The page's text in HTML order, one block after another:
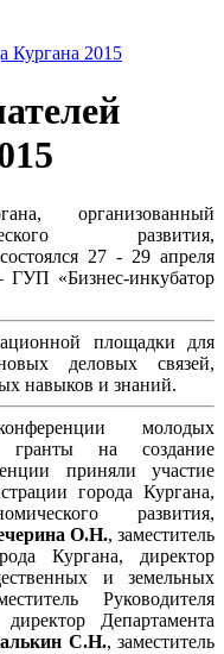
Кургана 2015
организованный
развития,
27 - 29 апреля
ГУП «Бизнес-инкубатор
площадки для
деловых связей,
навыков и знаний.
молодых
гранты на создание
приняли участие
города Кургана,
развития,
О.Н., заместитель
Кургана, директор
и земельных
Руководителя
Департамента
С.Н., заместитель